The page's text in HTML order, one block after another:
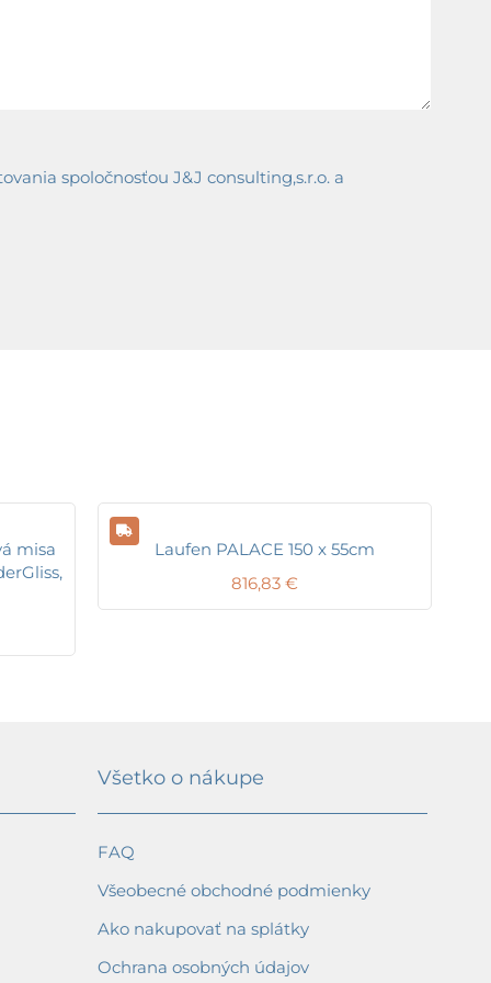
spoločnosťou J&J consulting,s.r.o. a
misa
Laufen PALACE 150 x 55cm
816,83 €
Všetko o nákupe
FAQ
Všeobecné obchodné podmienky
Ako nakupovať na splátky
Ochrana osobných údajov